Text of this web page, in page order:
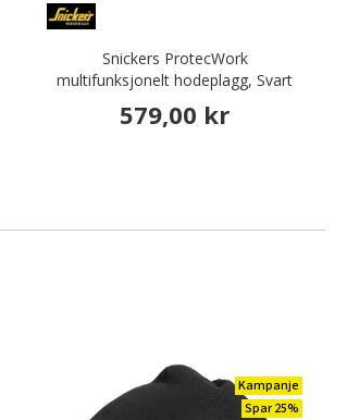
Snickers ProtecWork
multifunksjonelt hodeplagg, Svart
579,00 kr
Kampanje
Spar 25%